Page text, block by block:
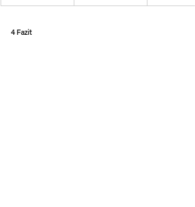
4 Fazit